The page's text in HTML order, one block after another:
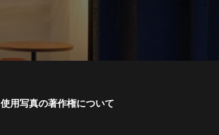
使用写真の著作権について